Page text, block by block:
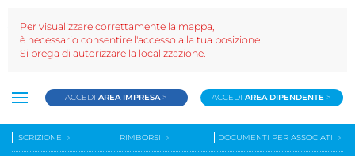
ACCEDIAREA IMPRESA > ACCEDIAREA DIPENDENTE >
ISCRIZIONE RIMBORSI DOCUMENTI PER ASSOCIATI
Per visualizzare correttamente la mappa,
è necessario consentire l'accesso alla tua posizione.
Si prega di autorizzare la localizzazione.